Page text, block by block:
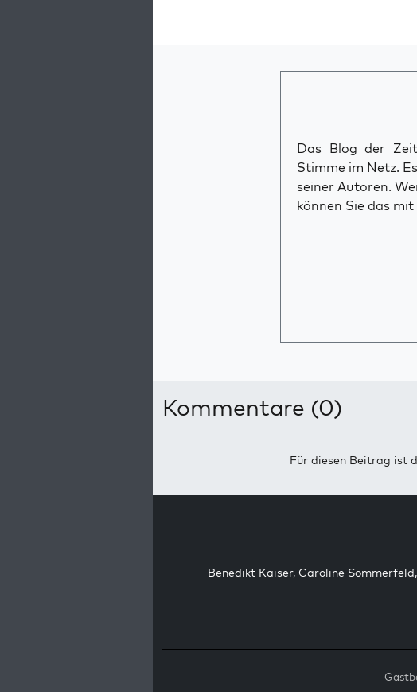
Das Blog der
Stimme im Netz.
seiner Autoren.
können Sie das
Kommentare (0)
Für diesen Beitrag ist
Benedikt Kaiser, Caroline Sommerfeld,